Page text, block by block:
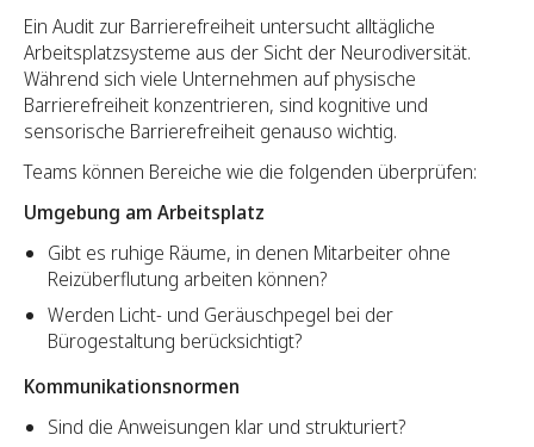
Ein Audit zur Barrierefreiheit untersucht alltägliche
Arbeitsplatzsysteme aus der Sicht der Neurodiversität.
Während sich viele Unternehmen auf physische
Barrierefreiheit konzentrieren, sind kognitive und
sensorische Barrierefreiheit genauso wichtig.
Teams können Bereiche wie die folgenden überprüfen:
Umgebung am Arbeitsplatz
Gibt es ruhige Räume, in denen Mitarbeiter ohne
Reizüberflutung arbeiten können?
Werden Licht- und Geräuschpegel bei der
Bürogestaltung berücksichtigt?
Kommunikationsnormen
Sind die Anweisungen klar und strukturiert?